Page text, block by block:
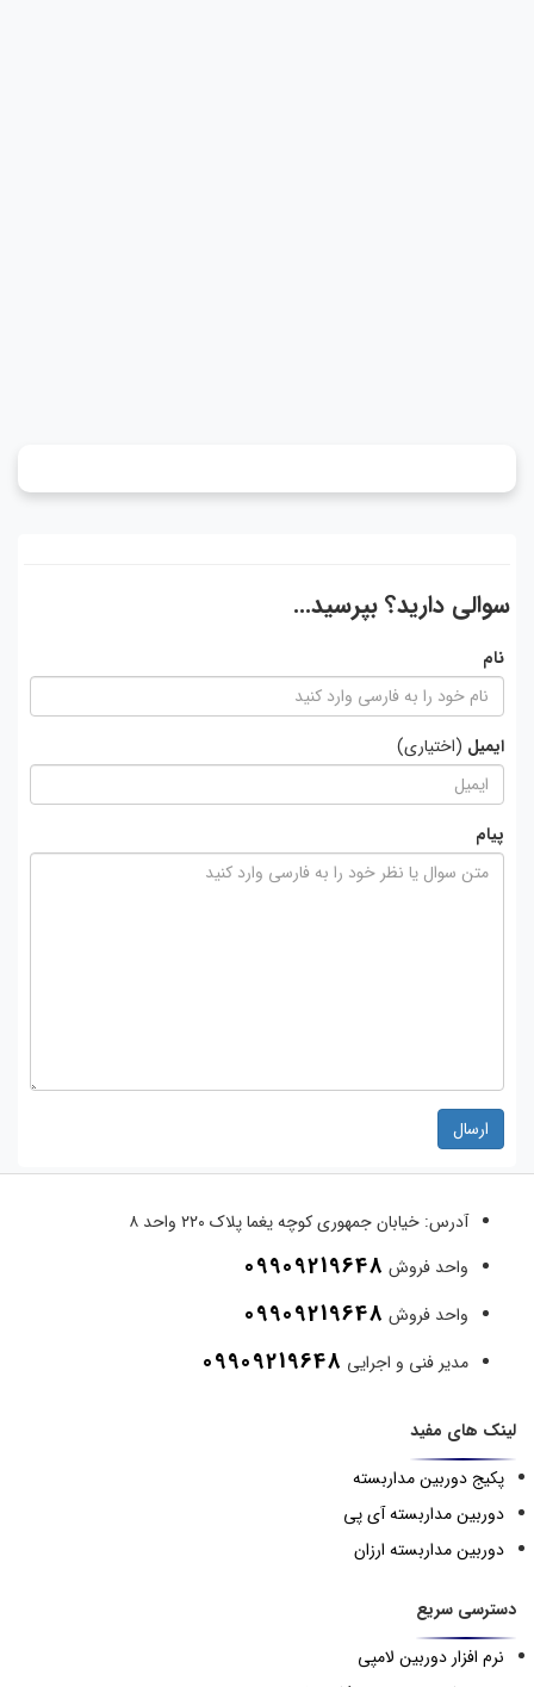
سوالی دارید؟ بپرسید...
نام
ایمیل (اختیاری)
پیام
ارسال
آدرس: خیابان جمهوری کوچه یغما پلاک ۲۲۰ واحد ۸
واحد فروش 09909219648
واحد فروش 09909219648
مدیر فنی و اجرایی 09909219648
لینک های مفید
پکیج دوربین مداربسته
دوربین مداربسته آی پی
دوربین مداربسته ارزان
دسترسی سریع
نرم افزار دوربین لامپی